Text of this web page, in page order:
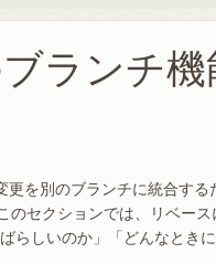
ランチ機
を別のブランチに統合する
のセクションでは、リベー
らしいのか」「どんなとき